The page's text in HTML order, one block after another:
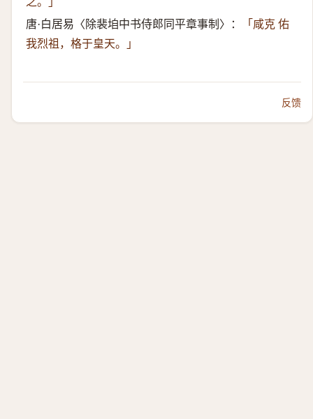
唐·白居易〈除裴垍中书侍郎同平章事制〉：
「咸克 佑
我烈祖，格于皇天。」
反馈